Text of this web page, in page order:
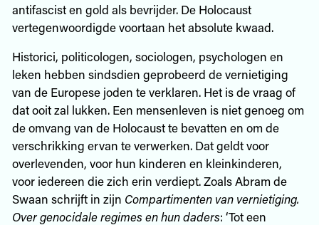
antifascist en gold als bevrijder. De Holocaust
vertegenwoordigde voortaan het absolute kwaad.
Historici, politicologen, sociologen, psychologen en
leken hebben sindsdien geprobeerd de vernietiging
van de Europese joden te verklaren. Het is de vraag of
dat ooit zal lukken. Een mensenleven is niet genoeg om
de omvang van de Holocaust te bevatten en om de
verschrikking ervan te verwerken. Dat geldt voor
overlevenden, voor hun kinderen en kleinkinderen,
voor iedereen die zich erin verdiept. Zoals Abram de
Swaan schrijft in zijn Compartimenten van vernietiging.
Over genocidale regimes en hun daders: ‘Tot een